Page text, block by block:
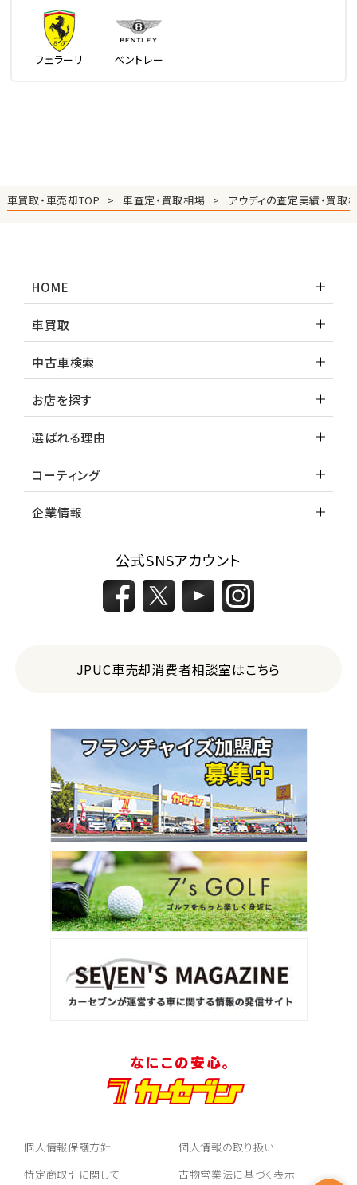
フェラーリ ベントレー
車買取・車売却TOP 車査定・買取相場 アウディの査定実績・買取
HOME
車買取
中古車検索
お店を探す
選ばれる理由
コーティング
企業情報
公式SNSアカウント
JPUC車売却消費者相談室はこちら
個人情報保護方針
個人情報の取り扱い
特定商取引に関して
古物営業法に基づく表示